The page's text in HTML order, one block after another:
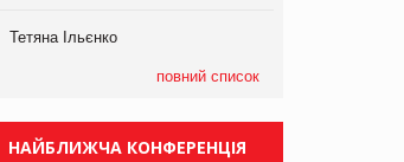
Тетяна Ільєнко
повний список
НАЙБЛИЖЧА КОНФЕРЕНЦІЯ